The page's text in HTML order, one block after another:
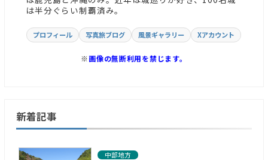
は半分ぐらい制覇済み。
プロフィール 写真旅ブログ 風景ギャラリー Xアカウント
※画像の無断利用を禁じます。
新着記事
中部地方